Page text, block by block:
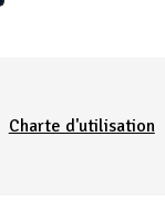
Charte d'utilisation